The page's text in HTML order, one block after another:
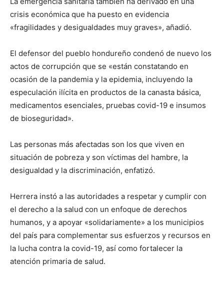
crisis económica que ha puesto en evidencia
«fragilidades y desigualdades muy graves», añadió.
El defensor del pueblo hondureño condenó de nuevo los
actos de corrupción que se «están constatando en
ocasión de la pandemia y la epidemia, incluyendo la
especulación ilícita en productos de la canasta básica,
medicamentos esenciales, pruebas covid-19 e insumos
de bioseguridad».
Las personas más afectadas son los que viven en
situación de pobreza y son víctimas del hambre, la
desigualdad y la discriminación, enfatizó.
Herrera instó a las autoridades a respetar y cumplir con
el derecho a la salud con un enfoque de derechos
humanos, y a apoyar «solidariamente» a los municipios
del país para complementar sus esfuerzos y recursos en
la lucha contra la covid-19, así como fortalecer la
atención primaria de salud.